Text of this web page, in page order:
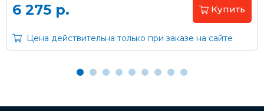
Через банк
С помощью карты рассрочки Халва
Цена действительна только при заказе на сайте
6 275 р. Купить